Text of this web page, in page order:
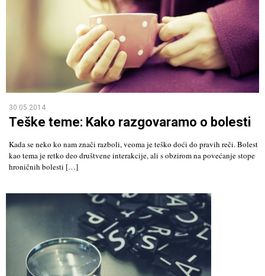
30.05.2014
Teške teme: Kako razgovaramo o bolesti
Kada se neko ko nam znači razboli, veoma je teško doći do pravih reči. Bolest
kao tema je retko deo društvene interakcije, ali s obzirom na povećanje stope
hroničnih bolesti […]